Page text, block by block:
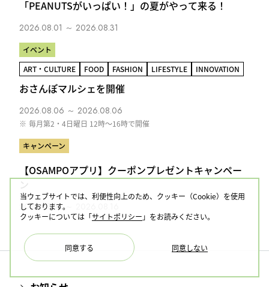
「PEANUTSがいっぱい！」の夏がやって来る！
2026.08.01 ～ 2026.08.31
イベント
ART・CULTURE
FOOD FASHION LIFESTYLE INNOVATION
おさんぽマルシェを開催
2026.08.06 ～ 2026.08.06
※ 毎月第2・4日曜日 12時～16時で開催
キャンペーン
【OSAMPOアプリ】クーポンプレゼントキャンペー
ン
2026.07.03 ～ 2026.08.16
当ウェブサイトでは、利便性向上のため、クッキー（Cookie）を使用
しております。
クッキーについては「サイトポリシー 」をお読みください。
同意する 同意しない